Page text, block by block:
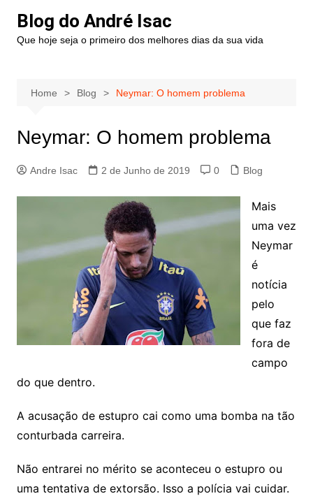
Blog do André Isac
Que hoje seja o primeiro dos melhores dias da sua vida
Home Blog Neymar: O homem problema
Neymar: O homem problema
Andre Isac 2 de Junho de 2019 0 Blog
Mais
uma vez
Neymar
é
notícia
pelo
que faz
fora de
campo
do que dentro.
A acusação de estupro cai como uma bomba na tão
conturbada carreira.
Não entrarei no mérito se aconteceu o estupro ou
uma tentativa de extorsão. Isso a polícia vai cuidar.